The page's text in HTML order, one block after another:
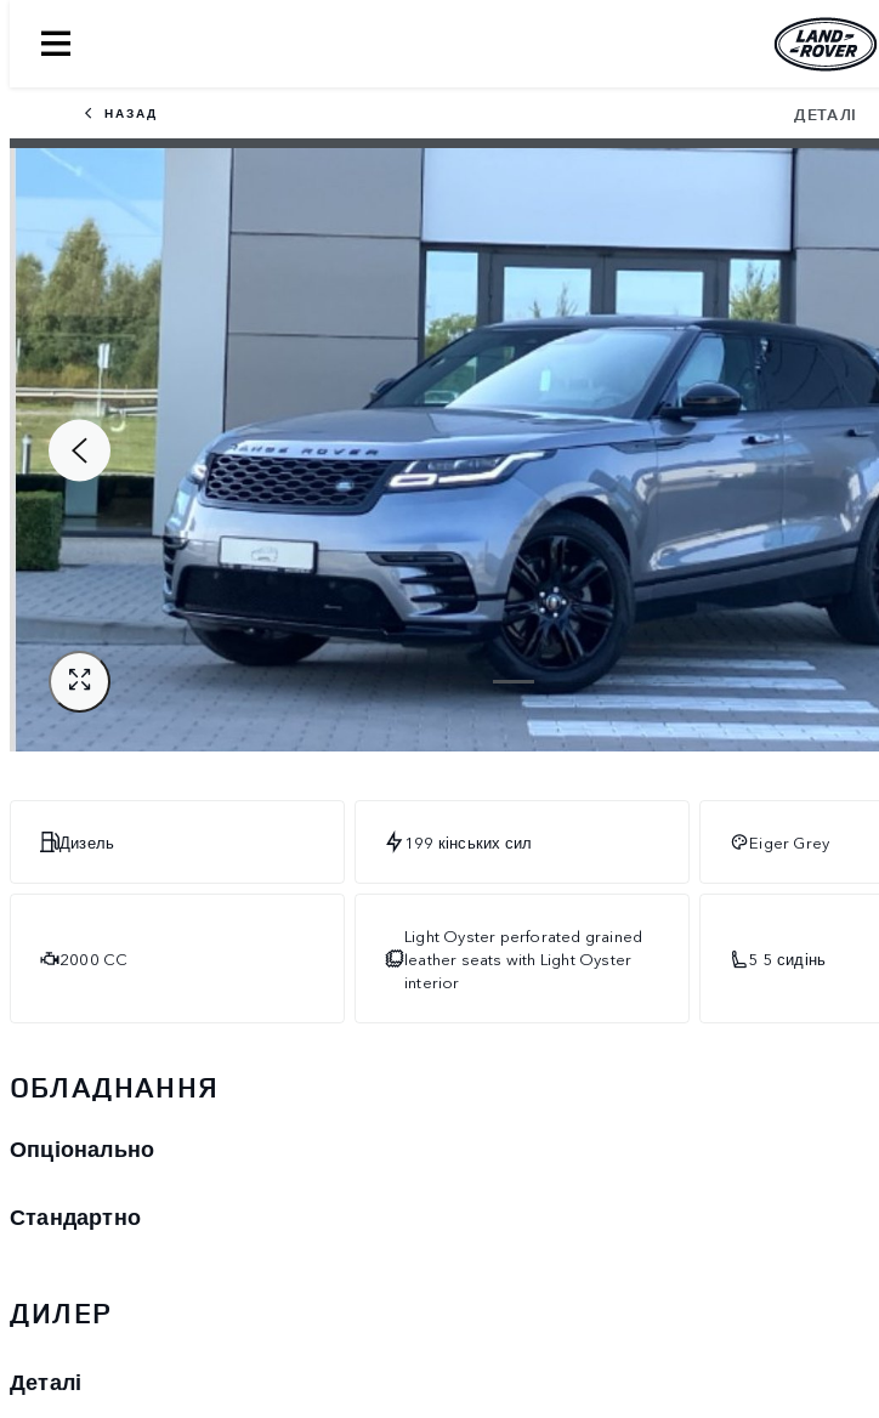
НАЗАД ДЕТАЛІ
Дизель 199 кінських сил Eiger Grey
2000 CC
Light Oyster perforated grained
leather seats with Light Oyster
interior
5 5 сидінь
ОБЛАДНАННЯ
Опціонально
Стандартно
ДИЛЕР
Деталі